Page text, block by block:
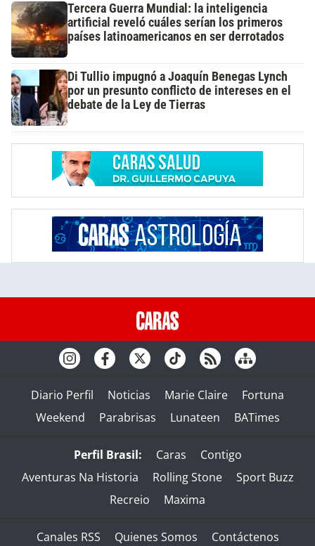
Tercera Guerra Mundial: la inteligencia
artificial reveló cuáles serían los primeros
países latinoamericanos en ser derrotados
Di Tullio impugnó a Joaquín Benegas Lynch
por un presunto conflicto de intereses en el
debate de la Ley de Tierras
Diario Perfil Noticias Marie Claire
Fortuna
Weekend
Parabrisas Lunateen BATimes
Perfil Brasil: Caras
Contigo
Aventuras Na Historia
Rolling Stone
Sport Buzz
Recreio
Maxima
Canales RSS Quienes Somos Contáctenos